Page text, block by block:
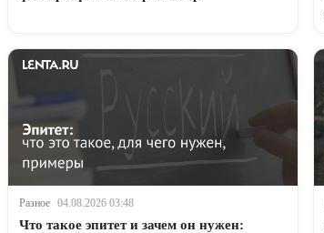
Разное 04.08.2026 03:48
Что такое эпитет и зачем он нужен: